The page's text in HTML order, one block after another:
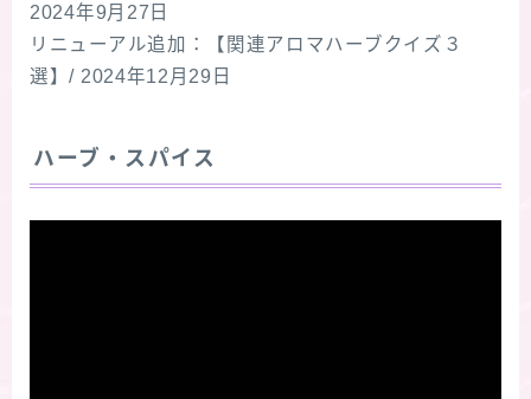
2024年9月27日
リニューアル追加：【関連アロマハーブクイズ３
選】/ 2024年12月29日
ハーブ・スパイス